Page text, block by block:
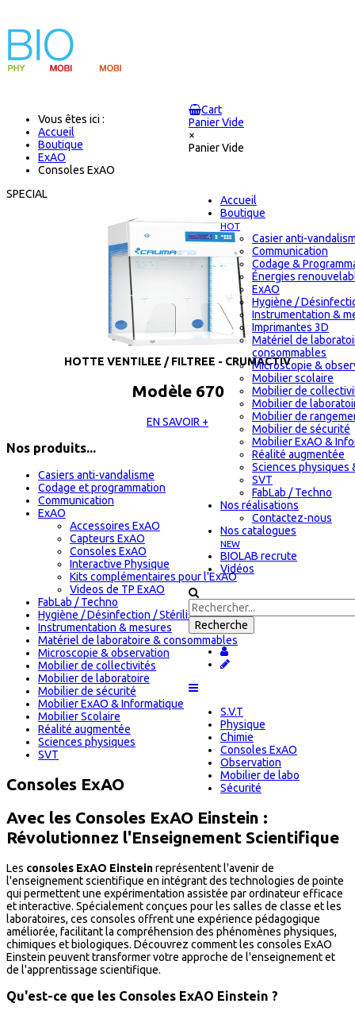
Cart
Panier Vide
×
Panier Vide
Accueil
Boutique
HOT
Casier anti-
Communication
Codage &
Énergies
ExAO
Hygiène /
Instrumentation &
Imprimantes 3D
Matériel de
consommables
Microscopie &
Mobilier scolaire
Mobilier de
Mobilier de
Mobilier de
Mobilier de sécurité
Mobilier ExAO &
Réalité augmentée
Sciences physiques
SVT
FabLab / Techno
Nos réalisations
Contactez-nous
Nos catalogues
NEW
BIOLAB recrute
Vidéos
S.V.T
Physique
Chimie
Consoles ExAO
Observation
Mobilier de labo
Sécurité
Vous êtes ici :
Accueil
Boutique
ExAO
Consoles ExAO
SPECIAL
HOTTE VENTILEE / FILTREE - CRUMACTIV
Modèle 670
EN SAVOIR +
Nos produits...
Casiers anti-vandalisme
Codage et programmation
Communication
ExAO
Accessoires ExAO
Capteurs ExAO
Consoles ExAO
Interactive Physique
Kits complémentaires pour l'ExAO
Videos de TP ExAO
FabLab / Techno
Hygiène / Désinfection / Stérilisation
Instrumentation & mesures
Matériel de laboratoire & consommables
Microscopie & observation
Mobilier de collectivités
Mobilier de laboratoire
Mobilier de sécurité
Mobilier ExAO & Informatique
Mobilier Scolaire
Réalité augmentée
Sciences physiques
SVT
Consoles ExAO
Avec les Consoles ExAO Einstein :
Révolutionnez l'Enseignement Scientifique
Les consoles ExAO Einsteinreprésentent l'avenir de
l'enseignement scientifique en intégrant des technologies de pointe
qui permettent une expérimentation assistée par ordinateur efficace
et interactive. Spécialement conçues pour les salles de classe et les
laboratoires, ces consoles offrent une expérience pédagogique
améliorée, facilitant la compréhension des phénomènes physiques,
chimiques et biologiques. Découvrez comment les consoles ExAO
Einstein peuvent transformer votre approche de l'enseignement et
de l'apprentissage scientifique.
Qu'est-ce que les Consoles ExAO Einstein ?